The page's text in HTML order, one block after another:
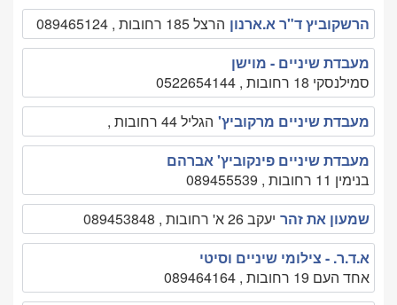
הרשקוביץ ד"ר א.ארנון הרצל 185 רחובות , 089465124
מעבדת שיניים - מוישן
סמילנסקי 18 רחובות , 0522654144
מעבדת שיניים מרקוביץ' הגליל 44 רחובות ,
מעבדת שיניים פינקוביץ' אברהם
בנימין 11 רחובות , 089455539
שמעון את זהר יעקב 26 א' רחובות , 089453848
א.ד.ר. - צילומי שיניים וסיטי
אחד העם 19 רחובות , 089464164